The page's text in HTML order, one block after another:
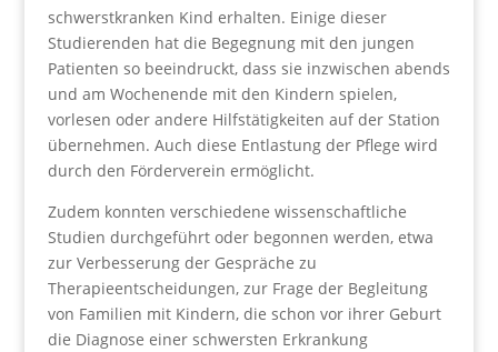
schwerstkranken Kind erhalten. Einige dieser
Studierenden hat die Begegnung mit den jungen
Patienten so beeindruckt, dass sie inzwischen abends
und am Wochenende mit den Kindern spielen,
vorlesen oder andere Hilfstätigkeiten auf der Station
übernehmen. Auch diese Entlastung der Pflege wird
durch den Förderverein ermöglicht.
Zudem konnten verschiedene wissenschaftliche
Studien durchgeführt oder begonnen werden, etwa
zur Verbesserung der Gespräche zu
Therapieentscheidungen, zur Frage der Begleitung
von Familien mit Kindern, die schon vor ihrer Geburt
die Diagnose einer schwersten Erkrankung